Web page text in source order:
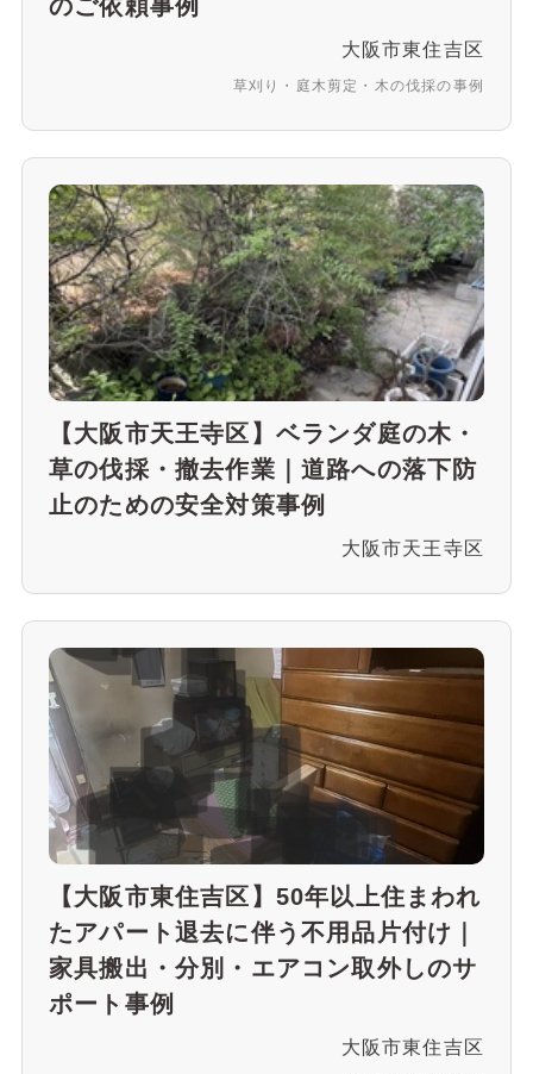
のご依頼事例
大阪市東住吉区
草刈り・庭木剪定・木の伐採の事例
【大阪市天王寺区】ベランダ庭の木・
草の伐採・撤去作業｜道路への落下防
止のための安全対策事例
大阪市天王寺区
【大阪市東住吉区】50年以上住まわれ
たアパート退去に伴う不用品片付け｜
家具搬出・分別・エアコン取外しのサ
ポート事例
大阪市東住吉区